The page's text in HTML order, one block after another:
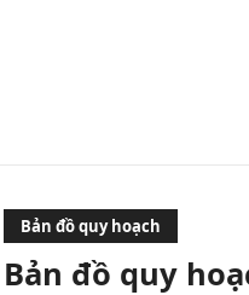
Bản đồ quy hoạch
Bản đồ quy